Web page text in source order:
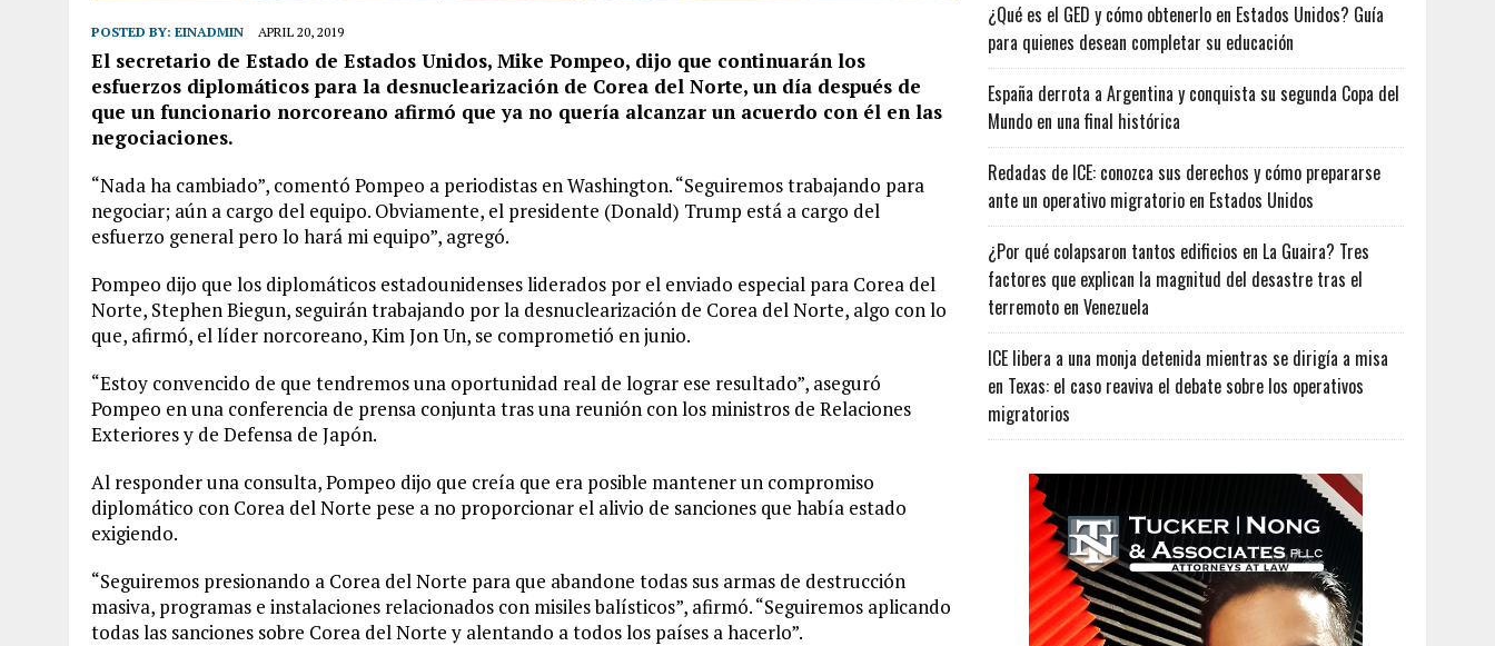
POSTED BY: EINADMIN APRIL 20, 2019
El secretario de Estado de Estados Unidos, Mike Pompeo, dijo que continuarán los
esfuerzos diplomáticos para la desnuclearización de Corea del Norte, un día después de
que un funcionario norcoreano afirmó que ya no quería alcanzar un acuerdo con él en las
negociaciones.
“Nada ha cambiado”, comentó Pompeo a periodistas en Washington. “Seguiremos trabajando para
negociar; aún a cargo del equipo. Obviamente, el presidente (Donald) Trump está a cargo del
esfuerzo general pero lo hará mi equipo”, agregó.
Pompeo dijo que los diplomáticos estadounidenses liderados por el enviado especial para Corea del
Norte, Stephen Biegun, seguirán trabajando por la desnuclearización de Corea del Norte, algo con lo
que, afirmó, el líder norcoreano, Kim Jon Un, se comprometió en junio.
“Estoy convencido de que tendremos una oportunidad real de lograr ese resultado”, aseguró
Pompeo en una conferencia de prensa conjunta tras una reunión con los ministros de Relaciones
Exteriores y de Defensa de Japón.
Al responder una consulta, Pompeo dijo que creía que era posible mantener un compromiso
diplomático con Corea del Norte pese a no proporcionar el alivio de sanciones que había estado
exigiendo.
“Seguiremos presionando a Corea del Norte para que abandone todas sus armas de destrucción
masiva, programas e instalaciones relacionados con misiles balísticos”, afirmó. “Seguiremos aplicando
todas las sanciones sobre Corea del Norte y alentando a todos los países a hacerlo”.
¿Qué es el GED y cómo obtenerlo en Estados Unidos? Guía
para quienes desean completar su educación
España derrota a Argentina y conquista su segunda Copa del
Mundo en una final histórica
Redadas de ICE: conozca sus derechos y cómo prepararse
ante un operativo migratorio en Estados Unidos
¿Por qué colapsaron tantos edificios en La Guaira? Tres
factores que explican la magnitud del desastre tras el
terremoto en Venezuela
ICE libera a una monja detenida mientras se dirigía a misa
en Texas: el caso reaviva el debate sobre los operativos
migratorios